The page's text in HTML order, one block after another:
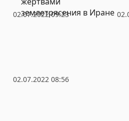
02.07.2022 09:23
землетрясения в Иране
02.07.2022 08:56